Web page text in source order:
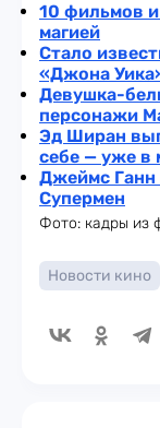
10 фильмов и
магией
Стало
«Джона
Девушка-
персонажи
Эд Ширан
себе — уже в
Джеймс Ганн
Супермен
Фото: кадры из
Новости кино